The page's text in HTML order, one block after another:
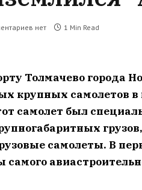
нет 1 Min Read
Толмачево города
крупных самолетов в
самолет был
самолеты. В
самого